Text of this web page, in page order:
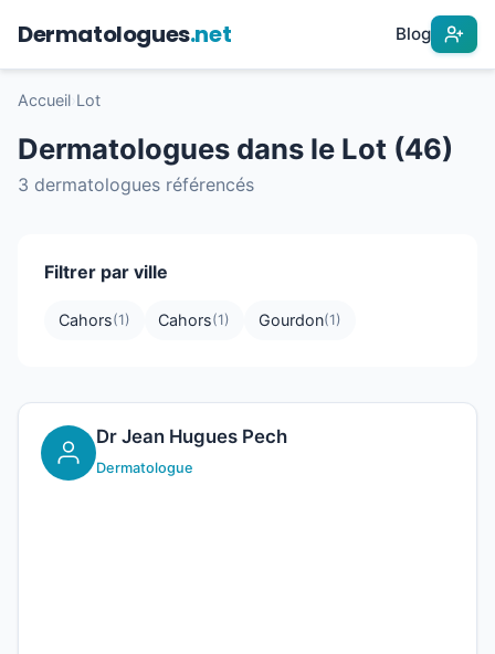
Dermatologues.net Blog
Accueil Lot
Dermatologues dans le Lot (46)
3 dermatologues référencés
Filtrer par ville
Cahors(1) Cahors(1) Gourdon(1)
Dr Jean Hugues Pech
Dermatologue